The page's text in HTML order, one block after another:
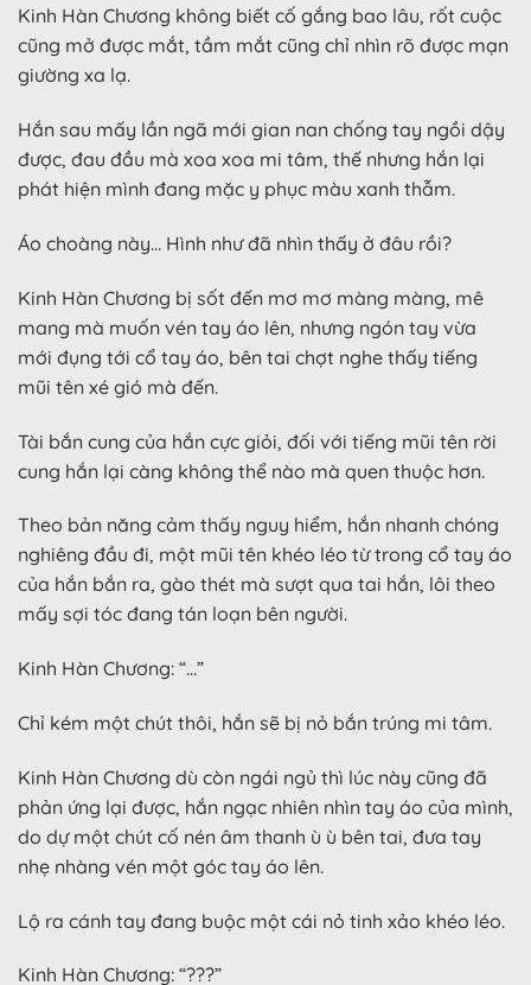
Kinh Hàn Chương không biết cố gắng bao lâu, rốt cuộc
cũng mở được mắt, tầm mắt cũng chỉ nhìn rõ được mạn
giường xa lạ.
Hắn sau mấy lần ngã mới gian nan chống tay ngồi dậy
được, đau đầu mà xoa xoa mi tâm, thế nhưng hắn lại
phát hiện mình đang mặc y phục màu xanh thẫm.
Áo choàng này… Hình như đã nhìn thấy ở đâu rồi?
Kinh Hàn Chương bị sốt đến mơ mơ màng màng, mê
mang mà muốn vén tay áo lên, nhưng ngón tay vừa
mới đụng tới cổ tay áo, bên tai chợt nghe thấy tiếng
mũi tên xé gió mà đến.
Tài bắn cung của hắn cực giỏi, đối với tiếng mũi tên rời
cung hắn lại càng không thể nào mà quen thuộc hơn.
Theo bản năng cảm thấy nguy hiểm, hắn nhanh chóng
nghiêng đầu đi, một mũi tên khéo léo từ trong cổ tay áo
của hắn bắn ra, gào thét mà sượt qua tai hắn, lôi theo
mấy sợi tóc đang tán loạn bên người.
Kinh Hàn Chương: “…”
Chỉ kém một chút thôi, hắn sẽ bị nỏ bắn trúng mi tâm.
Kinh Hàn Chương dù còn ngái ngủ thì lúc này cũng đã
phản ứng lại được, hắn ngạc nhiên nhìn tay áo của mình,
do dự một chút cố nén âm thanh ù ù bên tai, đưa tay
nhẹ nhàng vén một góc tay áo lên.
Lộ ra cánh tay đang buộc một cái nỏ tinh xảo khéo léo.
Kinh Hàn Chương: “???”